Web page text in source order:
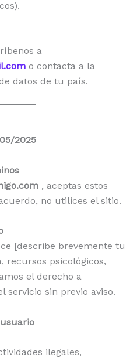
a
o contacta a la
datos de tu país.
2025
, aceptas estos
no utilices el sitio.
[describe brevemente tu
recursos psicológicos,
el derecho a
sin previo aviso.
ilegales,